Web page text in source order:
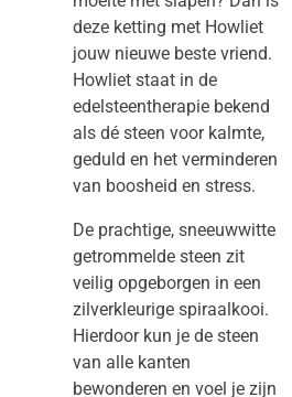
deze ketting met Howliet
jouw nieuwe beste vriend.
Howliet staat in de
edelsteentherapie bekend
als dé steen voor kalmte,
geduld en het verminderen
van boosheid en stress.
​De prachtige, sneeuwwitte
getrommelde steen zit
veilig opgeborgen in een
zilverkleurige spiraalkooi.
Hierdoor kun je de steen
van alle kanten
bewonderen en voel je zijn